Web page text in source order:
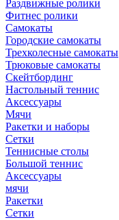
Раздвижные ролики
Фитнес ролики
Самокаты
Городские самокаты
Трехколесные самокаты
Трюковые самокаты
Скейтбординг
Настольный теннис
Аксессуары
Мячи
Ракетки и наборы
Сетки
Теннисные столы
Большой теннис
Аксессуары
мячи
Ракетки
Сетки